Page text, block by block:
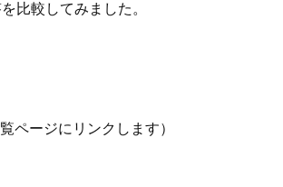
比較してみました。
ページにリンクします）